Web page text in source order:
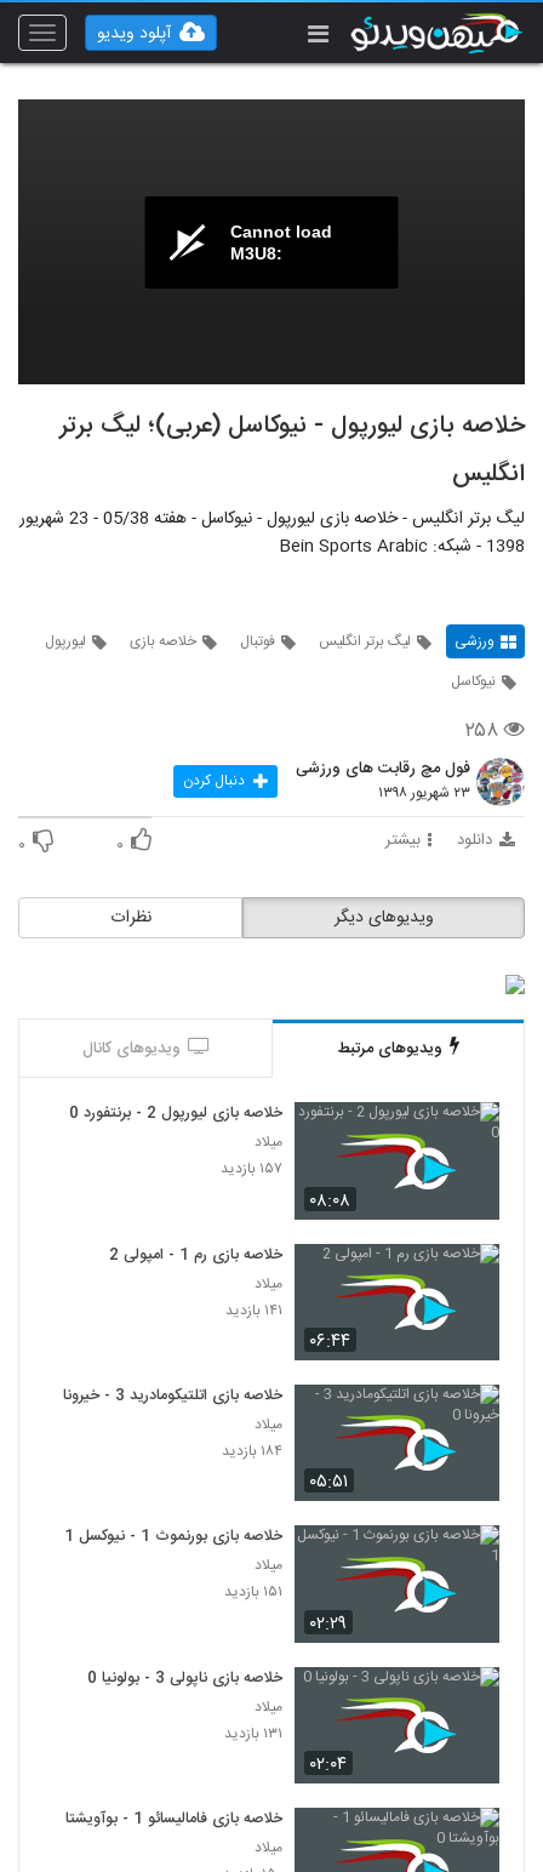
Toggle
آپلود ویدیو
Cannot load
M3U8:
خلاصه بازی لیورپول - نیوکاسل (عربی)؛ لیگ برتر
انگلیس
لیگ برتر انگلیس - خلاصه بازی لیورپول - نیوکاسل - هفته 05/38 - 23 شهریور
1398 - شبکه: Bein Sports Arabic
ورزشی لیگ برتر انگلیس فوتبال خلاصه بازی
لیورپول
نیوکاسل
۲۵۸
فول مچ رقابت های ورزشی
۲۳ شهریور ۱۳۹۸ دنبال کردن
دانلود بیشتر ۰ ۰
نظرات ویدیوهای دیگر
ویدیوهای مرتبط ویدیوهای کانال
۰۸:۰۸
خلاصه بازی لیورپول 2 - برنتفورد 0
میلاد
۱۵۷ بازدید
۰۶:۴۴
خلاصه بازی رم 1 - امپولی 2
میلاد
۱۴۱ بازدید
۰۵:۵۱
خلاصه بازی اتلتیکومادرید 3 - خیرونا 0
میلاد
۱۸۴ بازدید
۰۲:۲۹
خلاصه بازی بورنموث 1 - نیوکسل 1
میلاد
۱۵۱ بازدید
۰۲:۰۴
خلاصه بازی ناپولی 3 - بولونیا 0
میلاد
۱۳۱ بازدید
خلاصه بازی فامالیسائو 1 - بوآویشتا 0
میلاد